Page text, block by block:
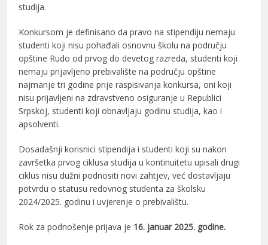
studija.
Konkursom je definisano da pravo na stipendiju nemaju
studenti koji nisu pohađali osnovnu školu na području
opštine Rudo od prvog do devetog razreda, studenti koji
nemaju prijavljeno prebivalište na području opštine
najmanje tri godine prije raspisivanja konkursa, oni koji
nisu prijavljeni na zdravstveno osiguranje u Republici
Srpskoj, studenti koji obnavljaju godinu studija, kao i
apsolventi.
Dosadašnji korisnici stipendija i studenti koji su nakon
završetka prvog ciklusa studija u kontinuitetu upisali drugi
ciklus nisu dužni podnositi novi zahtjev, već dostavljaju
potvrdu o statusu redovnog studenta za školsku
2024/2025. godinu i uvjerenje o prebivalištu.
Rok za podnošenje prijava je 16. januar 2025. godine.